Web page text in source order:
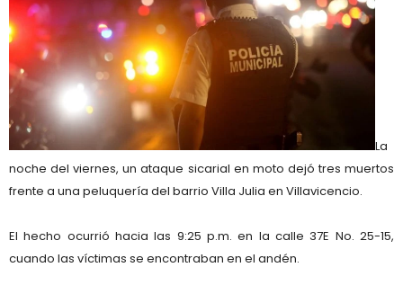
La
noche del viernes, un ataque sicarial en moto dejó tres muertos
frente a una peluquería del barrio Villa Julia en Villavicencio.
El hecho ocurrió hacia las 9:25 p.m. en la calle 37E No. 25-15,
cuando las víctimas se encontraban en el andén.